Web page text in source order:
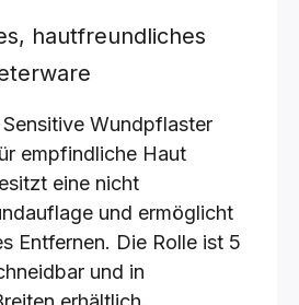
hautfreundliches
Wundpflaster
empfindliche Haut
eine nicht
und ermöglicht
Entfernen. Die Rolle ist 5
und in